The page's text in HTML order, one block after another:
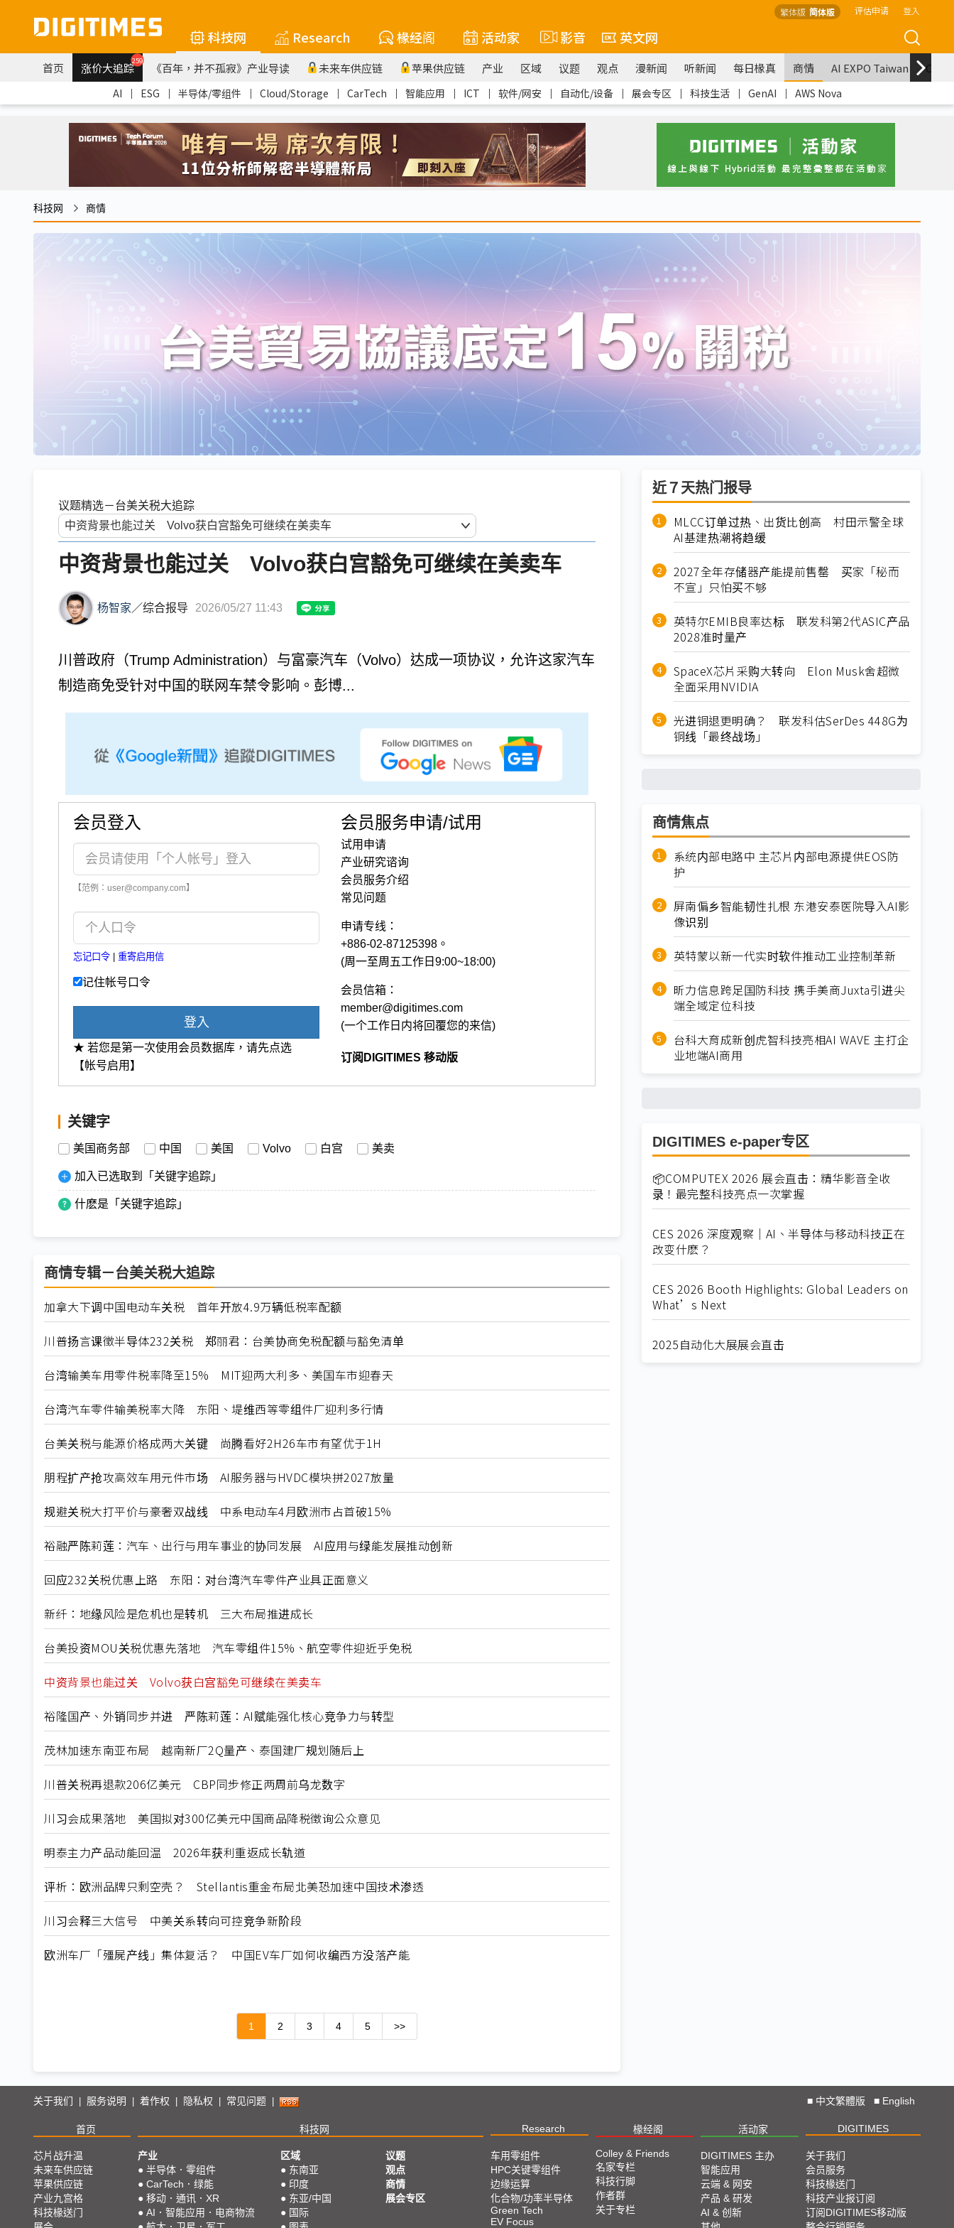
繁体版 简体版 评估申请 登入
科技网 Research 椽经阁 活动家 影音 英文网
首页 涨价大追踪259 《百年，并不孤寂》产业导读 未来车供应链 苹果供应链 产业 区域 议题 观点 漫新闻 听新闻 每日椽真 商情 AI EXPO Taiwan
AI ｜ ESG ｜ 半导体/零组件 ｜ Cloud/Storage ｜ CarTech ｜ 智能应用 ｜ ICT ｜ 软件/网安 ｜ 自动化/设备 ｜ 展会专区 ｜ 科技生活 ｜ GenAI ｜ AWS Nova
科技网 商情
议题精选－台美关税大追踪
中资背景也能过关 Volvo获白宫豁免可继续在美卖车
杨智家 ／综合报导 2026/05/27 11:43
川普政府（Trump Administration）与富豪汽车（Volvo）达成一项协议，允许这家汽车
制造商免受针对中国的联网车禁令影响。彭博...
会员登入
【范例：user@company.com】
忘记口令 重寄启用信
记住帐号口令
登入
★ 若您是第一次使用会员数据库，请先点选
【帐号启用】
会员服务申请/试用
试用申请
产业研究谘询
会员服务介绍
常见问题
申请专线：
+886-02-87125398。
(周一至周五工作日9:00~18:00)
会员信箱：
member@digitimes.com
(一个工作日内将回覆您的来信)
订阅DIGITIMES 移动版
关键字
美国商务部 中国 美国 Volvo 白宫 美卖
加入已选取到「关键字追踪」
什麽是「关键字追踪」
商情专辑－台美关税大追踪
加拿大下调中国电动车关税 首年开放4.9万辆低税率配额
川普扬言课徵半导体232关税 郑丽君：台美协商免税配额与豁免清单
台湾输美车用零件税率降至15% MIT迎两大利多、美国车市迎春天
台湾汽车零件输美税率大降 东阳、堤维西等零组件厂迎利多行情
台美关税与能源价格成两大关键 尚腾看好2H26车市有望优于1H
朋程扩产抢攻高效车用元件市场 AI服务器与HVDC模块拼2027放量
规避关税大打平价与豪奢双战线 中系电动车4月欧洲市占首破15%
裕融严陈莉莲：汽车、出行与用车事业的协同发展 AI应用与绿能发展推动创新
回应232关税优惠上路 东阳：对台湾汽车零件产业具正面意义
新纤：地缘风险是危机也是转机 三大布局推进成长
台美投资MOU关税优惠先落地 汽车零组件15%、航空零件迎近乎免税
中资背景也能过关 Volvo获白宫豁免可继续在美卖车
裕隆国产、外销同步并进 严陈莉莲：AI赋能强化核心竞争力与转型
茂林加速东南亚布局 越南新厂2Q量产、泰国建厂规划随后上
川普关税再退款206亿美元 CBP同步修正两周前乌龙数字
川习会成果落地 美国拟对300亿美元中国商品降税徵询公众意见
明泰主力产品动能回温 2026年获利重返成长轨道
评析：欧洲品牌只剩空壳？ Stellantis重金布局北美恐加速中国技术渗透
川习会释三大信号 中美关系转向可控竞争新阶段
欧洲车厂「殭屍产线」集体复活？ 中国EV车厂如何收编西方没落产能
1 2 3 4 5 >>
近７天热门报导
MLCC订单过热、出货比创高 村田示警全球
AI基建热潮将趋缓
2027全年存储器产能提前售罄 买家「秘而
不宣」只怕买不够
英特尔EMIB良率达标 联发科第2代ASIC产品
2028准时量产
SpaceX芯片采购大转向 Elon Musk舍超微
全面采用NVIDIA
光进铜退更明确？ 联发科估SerDes 448G为
铜线「最终战场」
商情焦点
系统内部电路中 主芯片内部电源提供EOS防
护
屏南偏乡智能韧性扎根 东港安泰医院导入AI影
像识别
英特蒙以新一代实时软件推动工业控制革新
昕力信息跨足国防科技 携手美商Juxta引进尖
端全域定位科技
台科大育成新创虎智科技亮相AI WAVE 主打企
业地端AI商用
DIGITIMES e-paper专区
📦COMPUTEX 2026 展会直击：精华影音全收
录！最完整科技亮点一次掌握
CES 2026 深度观察｜AI、半导体与移动科技正在
改变什麽？
CES 2026 Booth Highlights: Global Leaders on
What’s Next
2025自动化大展展会直击
关于我们 服务说明 着作权 隐私权 常见问题 ■ 中文繁體版 ■ English
首页 科技网 Research 椽经阁 活动家 DIGITIMES
芯片战升温
未来车供应链
苹果供应链
产业九宫格
科技椽送门
产业
● 半导体．零组件
● CarTech．绿能
● 移动．通讯．XR
● AI．智能应用．电商物流
区域
● 东南亚
● 印度
● 东亚/中国
● 国际
议题
观点
商情
展会专区
车用零组件
HPC关键零组件
边缘运算
化合物/功率半导体
Green Tech
EV Focus
Colley & Friends
名家专栏
科技行脚
作者群
关于专栏
DIGITIMES 主办
智能应用
云端 & 网安
产品 & 研发
AI & 创新
关于我们
会员服务
科技椽送门
科技产业报订阅
订阅DIGITIMES移动版